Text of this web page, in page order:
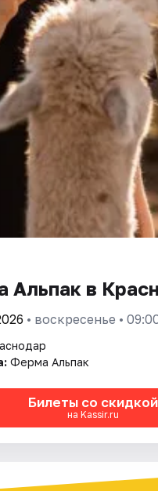
Альпак в
• воскресенье •
Ферма Альпак
Билеты со скидкой
на Kassir.ru